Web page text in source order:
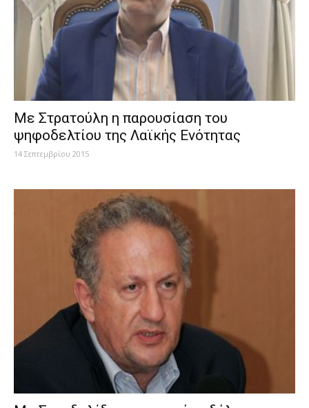
Mε Στρατούλη η παρουσίαση του
ψηφοδελτίου της Λαϊκής Ενότητας
14 Σεπτεμβρίου 2015